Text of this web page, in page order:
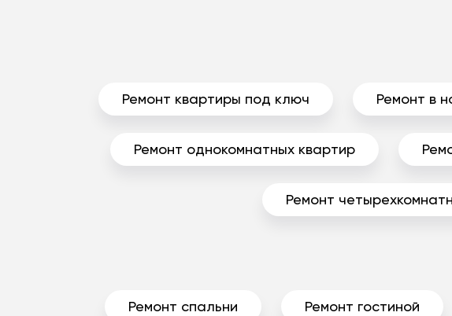
Ремонт квартиры под ключ Ремонт в
Ремонт однокомнатных квартир
Ремонт
Ремонт спальни Ремонт гостиной